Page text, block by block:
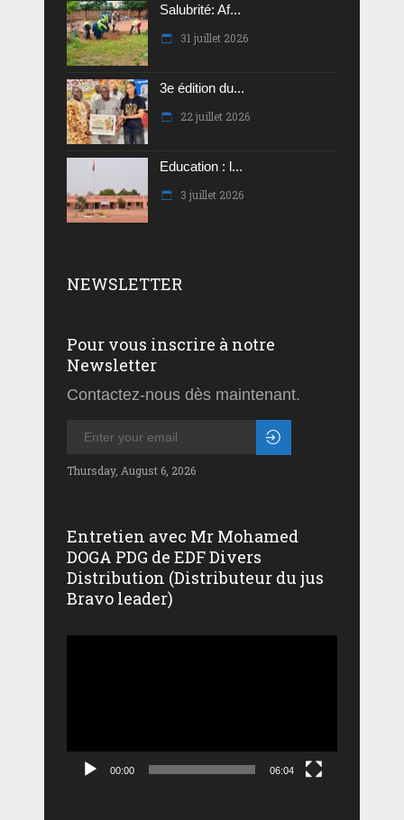
Salubrité: Af...
31 juillet 2026
3e édition du...
22 juillet 2026
Education : l...
3 juillet 2026
NEWSLETTER
Pour vous inscrire à notre
Newsletter
Contactez-nous dès maintenant.
Thursday, August 6, 2026
Entretien avec Mr Mohamed
DOGA PDG de EDF Divers
Distribution (Distributeur du jus
Bravo leader)
00:00 06:04